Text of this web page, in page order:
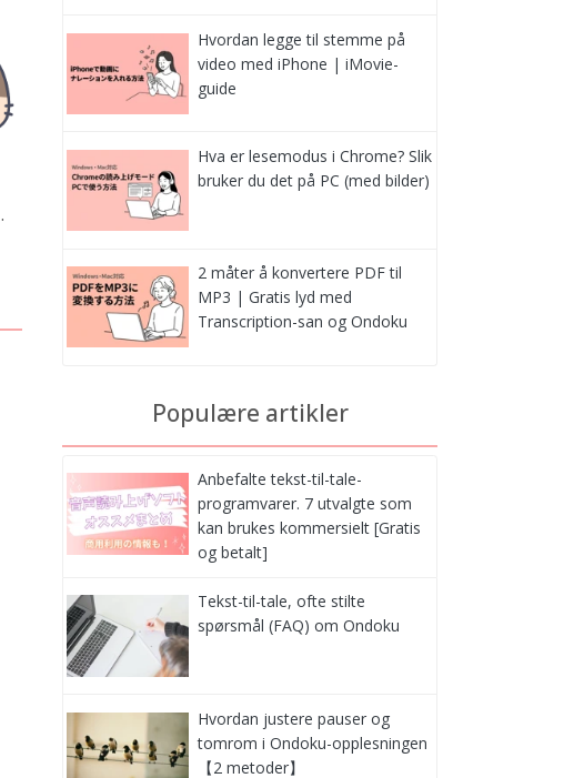
.
Hvordan legge til stemme på
video med iPhone | iMovie-
guide
Hva er lesemodus i Chrome? Slik
bruker du det på PC (med bilder)
2 måter å konvertere PDF til
MP3 | Gratis lyd med
Transcription-san og Ondoku
Populære artikler
Anbefalte tekst-til-tale-
programvarer. 7 utvalgte som
kan brukes kommersielt [Gratis
og betalt]
Tekst-til-tale, ofte stilte
spørsmål (FAQ) om Ondoku
Hvordan justere pauser og
tomrom i Ondoku-opplesningen
【2 metoder】